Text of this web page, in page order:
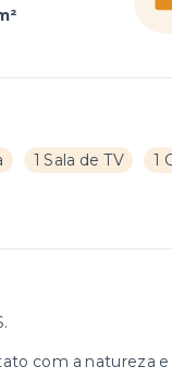
1 Sala de TV 1
com a natureza